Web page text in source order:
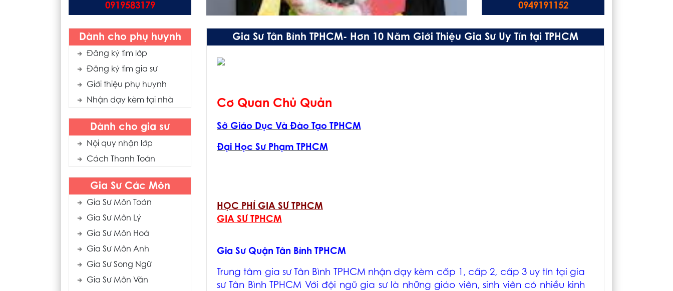
0919583179 0949191152
Dành cho phụ huynh
Đăng ký tìm lớp
Đăng ký tìm gia sư
Giới thiệu phụ huynh
Nhận dạy kèm tại nhà
Dành cho gia sư
Nội quy nhận lớp
Cách Thanh Toán
Gia Sư Các Môn
Gia Sư Môn Toán
Gia Sư Môn Lý
Gia Sư Môn Hoá
Gia Sư Môn Anh
Gia Sư Song Ngữ
Gia Sư Môn Văn
Gia Sư Tân Bình TPHCM- Hơn 10 Năm Giới Thiệu Gia Sư Uy Tín tại TPHCM
Cơ Quan Chủ Quản
Sở Giáo Dục Và Đào Tạo TPHCM
Đại Học Sư Phạm TPHCM
HỌC PHÍ GIA SƯ TPHCM
GIA SƯ TPHCM
Gia Sư Quận Tân Bình TPHCM
Trung tâm gia sư Tân Bình TPHCM nhận dạy kèm cấp 1, cấp 2, cấp 3 uy tín tại gia
sư Tân Bình TPHCM Với đội ngũ gia sư là những giáo viên, sinh viên có nhiều kinh